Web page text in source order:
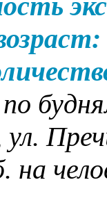
по
ул.
на